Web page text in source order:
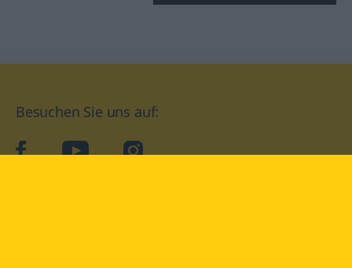
Besuchen Sie uns auf:
facebookYouTube Instagram